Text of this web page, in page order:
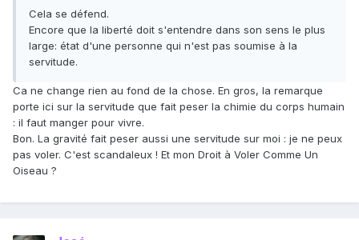
Cela se défend.
Encore que la liberté doit s'entendre dans son sens le plus
large: état d'une personne qui n'est pas soumise à la
servitude.
Ca ne change rien au fond de la chose. En gros, la remarque
porte ici sur la servitude que fait peser la chimie du corps humain
: il faut manger pour vivre.
Bon. La gravité fait peser aussi une servitude sur moi : je ne peux
pas voler. C'est scandaleux ! Et mon Droit à Voler Comme Un
Oiseau ?